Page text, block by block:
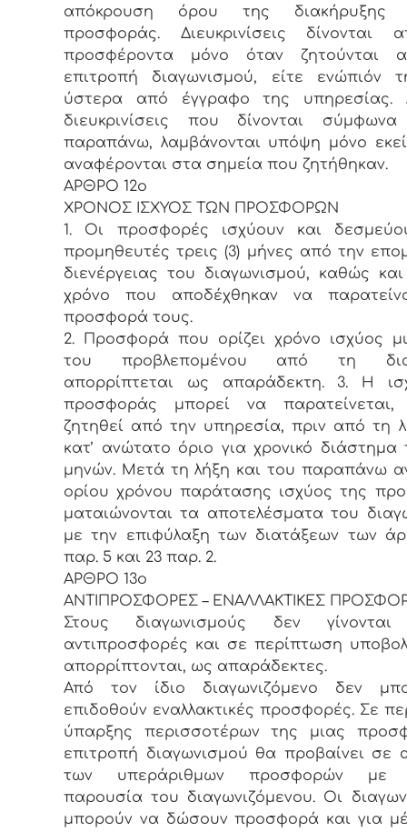
απόκρουση όρου της
προσφοράς. Διευκρινίσεις δίνονται
προσφέροντα μόνο όταν ζητούνται
επιτροπή διαγωνισμού, είτε ενώπιόν
ύστερα από έγγραφο της υπηρεσίας.
διευκρινίσεις που δίνονται
παραπάνω, λαμβάνονται υπόψη μόνο
αναφέρονται στα σημεία που ζητήθηκαν.
ΑΡΘΡΟ 12ο
ΧΡΟΝΟΣ ΙΣΧΥΟΣ ΤΩΝ ΠΡΟΣΦΟΡΩΝ
1. Οι προσφορές ισχύουν και
προμηθευτές τρεις (3) μήνες από την
διενέργειας του διαγωνισμού, καθώς
χρόνο που αποδέχθηκαν να
προσφορά τους.
2. Προσφορά που ορίζει χρόνο ισχύος
του προβλεπομένου από τη
απορρίπτεται ως απαράδεκτη. 3. Η
προσφοράς μπορεί να παρατείνεται,
ζητηθεί από την υπηρεσία, πριν από τη
κατ’ ανώτατο όριο για χρονικό διάστημα
μηνών. Μετά τη λήξη και του παραπάνω
ορίου χρόνου παράτασης ισχύος της
ματαιώνονται τα αποτελέσματα του
με την επιφύλαξη των διατάξεων των
παρ. 5 και 23 παρ. 2.
ΑΡΘΡΟ 13ο
ΑΝΤΙΠΡΟΣΦΟΡΕΣ – ΕΝΑΛΛΑΚΤΙΚΕΣ
Στους διαγωνισμούς δεν γίνονται
αντιπροσφορές και σε περίπτωση
απορρίπτονται, ως απαράδεκτες.
Από τον ίδιο διαγωνιζόμενο δεν
επιδοθούν εναλλακτικές προσφορές. Σε
ύπαρξης περισσοτέρων της μιας
επιτροπή διαγωνισμού θα προβαίνει σε
των υπεράριθμων προσφορών με
παρουσία του διαγωνιζόμενου. Οι
μπορούν να δώσουν προσφορά και για